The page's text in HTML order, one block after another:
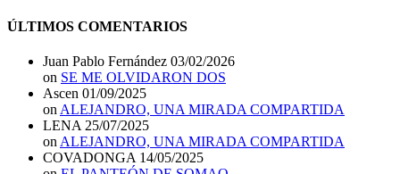
ÚLTIMOS COMENTARIOS
Juan Pablo Fernández 03/02/2026
on SE ME OLVIDARON DOS
Ascen 01/09/2025
onALEJANDRO, UNA MIRADA COMPARTIDA
LENA 25/07/2025
onALEJANDRO, UNA MIRADA COMPARTIDA
COVADONGA 14/05/2025